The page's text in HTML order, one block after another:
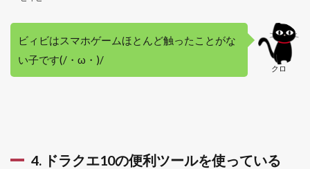
クロ
ビィビはスマホゲームほとんど触ったことがな
い子です(/・ω・)/
4. ドラクエ10の便利ツールを使っている